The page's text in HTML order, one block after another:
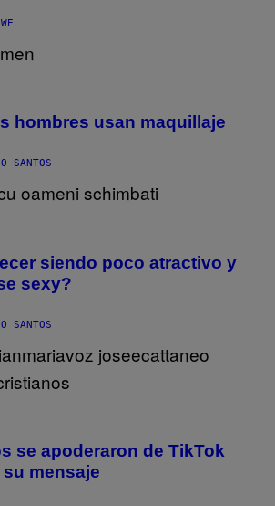
hombres usan maquillaje
SANTOS
siendo poco atractivo y
sexy?
SANTOS
se apoderaron de TikTok
mensaje